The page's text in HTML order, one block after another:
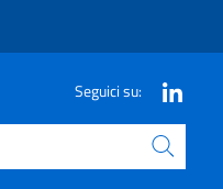
Seguici su: